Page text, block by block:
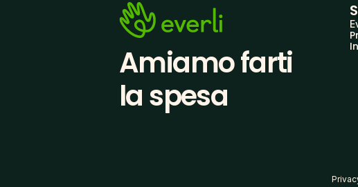
Amiamo farti
la spesa